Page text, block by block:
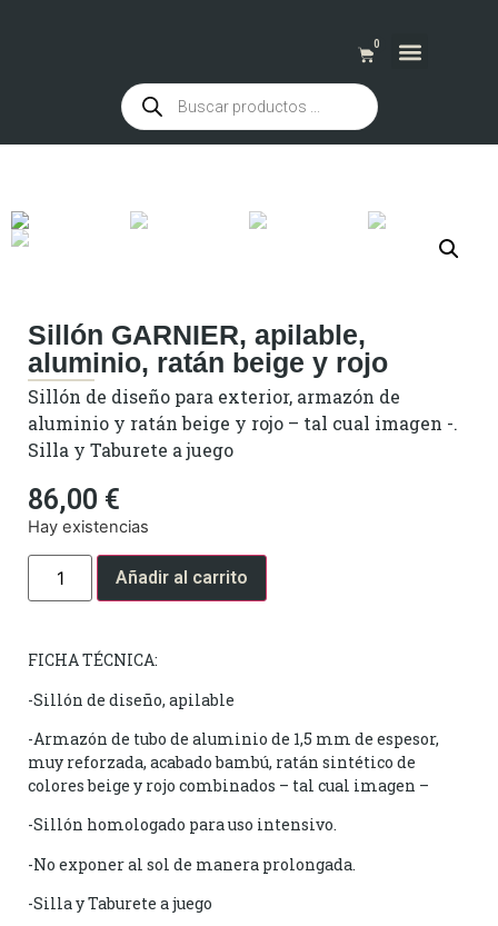
0
Sillón GARNIER, apilable,
aluminio, ratán beige y rojo
Sillón de diseño para exterior, armazón de
aluminio y ratán beige y rojo – tal cual imagen -.
Silla y Taburete a juego
86,00 €
Hay existencias
Añadir al carrito
FICHA TÉCNICA:
-Sillón de diseño, apilable
-Armazón de tubo de aluminio de 1,5 mm de espesor,
muy reforzada, acabado bambú, ratán sintético de
colores beige y rojo combinados – tal cual imagen –
-Sillón homologado para uso intensivo.
-No exponer al sol de manera prolongada.
-Silla y Taburete a juego